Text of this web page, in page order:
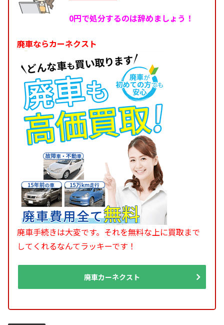
0円で処分するのは辞めましょう！
廃車ならカーネクスト
廃車手続きは大変です。それを無料な上に買取まで
してくれるなんてラッキーです！
廃車カーネクスト